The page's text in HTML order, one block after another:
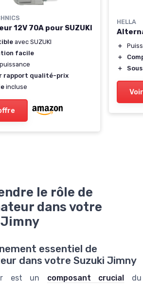
12V 70A pour SUZUKI
avec SUZUKI
facile
rapport qualité-prix
incluse
HELLA
＋
＋
＋
le rôle de
dans votre
essentiel de
dans votre Suzuki Jimny
est un composant crucial du